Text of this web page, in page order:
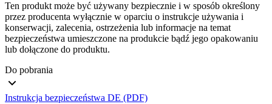
Ten produkt może być używany bezpiecznie i w sposób określony
przez producenta wyłącznie w oparciu o instrukcje używania i
konserwacji, zalecenia, ostrzeżenia lub informacje na temat
bezpieczeństwa umieszczone na produkcie bądź jego opakowaniu
lub dołączone do produktu.
Do pobrania
Instrukcja bezpieczeństwa DE (PDF)